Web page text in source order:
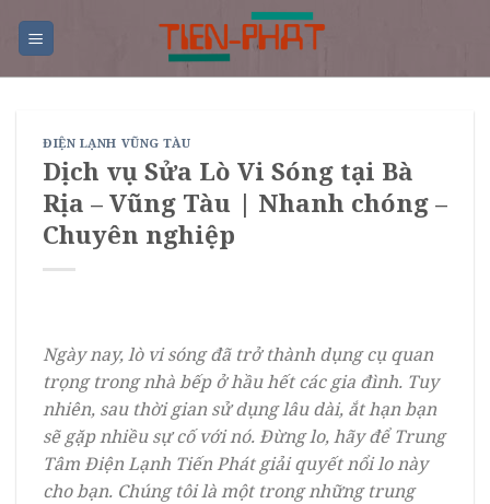
ĐIỆN LẠNH VŨNG TÀU
Dịch vụ Sửa Lò Vi Sóng tại Bà
Rịa – Vũng Tàu | Nhanh chóng –
Chuyên nghiệp
Ngày nay, lò vi sóng đã trở thành dụng cụ quan
trọng trong nhà bếp ở hầu hết các gia đình. Tuy
nhiên, sau thời gian sử dụng lâu dài, ắt hạn bạn
sẽ gặp nhiều sự cố với nó. Đừng lo, hãy để Trung
Tâm Điện Lạnh Tiến Phát giải quyết nổi lo này
cho bạn. Chúng tôi là một trong những trung